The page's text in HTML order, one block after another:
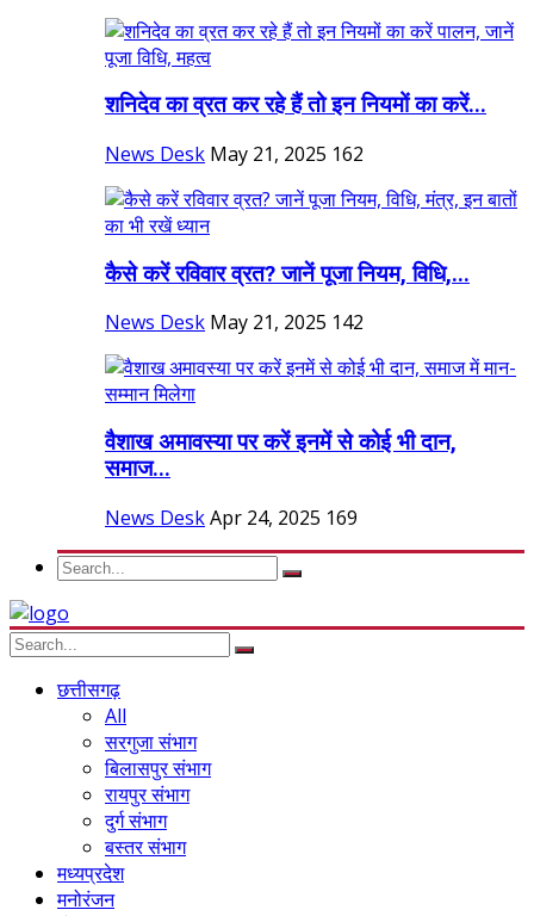
शनिदेव का व्रत कर रहे हैं तो इन नियमों का करें...
News Desk May 21, 2025 162
कैसे करें रविवार व्रत? जानें पूजा नियम, विधि,...
News Desk May 21, 2025 142
वैशाख अमावस्या पर करें इनमें से कोई भी दान,
समाज...
News DeskApr 24, 2025 169
छत्तीसगढ़
All
सरगुजा संभाग
बिलासपुर संभाग
रायपुर संभाग
दुर्ग संभाग
बस्तर संभाग
मध्यप्रदेश
मनोरंजन